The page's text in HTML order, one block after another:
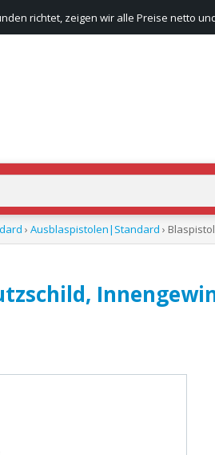
richtet, zeigen wir alle Preise netto
› Ausblaspistolen|Standard ›